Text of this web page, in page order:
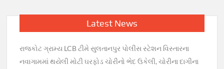
Latest News
રાજકોટ ગ્રામ્ય LCB ટીમે સુલતાનપુર પોલીસ સ્ટેશન વિસ્તારના
નવાગામમાં થયેલી મોટી ઘરફોડ ચોરીનો ભેદ ઉકેલી, ચોરીના દાગીના